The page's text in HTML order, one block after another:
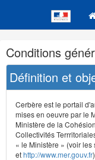
Navigation
et
outils
annexes
Conditions
Définition et
Cerbère est le portail
mises en oeuvre par le
Ministère de la
Collectivités
« le Ministère » (voir
ethttp://www.mer.gouv.fr